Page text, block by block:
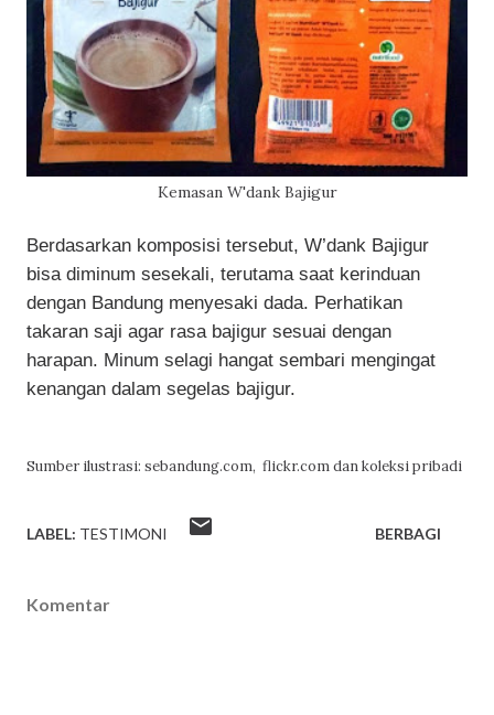
Kemasan W'dank Bajigur
Berdasarkan komposisi tersebut, W’dank Bajigur
bisa diminum sesekali, terutama saat kerinduan
dengan Bandung menyesaki dada. Perhatikan
takaran saji agar rasa bajigur sesuai dengan
harapan. Minum selagi hangat sembari mengingat
kenangan dalam segelas bajigur.
Sumber ilustrasi: sebandung.com, flickr.com dan koleksi pribadi
LABEL: TESTIMONI BERBAGI
Komentar